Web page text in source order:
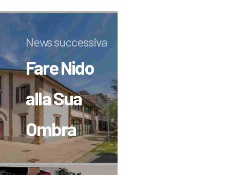
News successiva
Fare Nido
alla Sua
Ombra